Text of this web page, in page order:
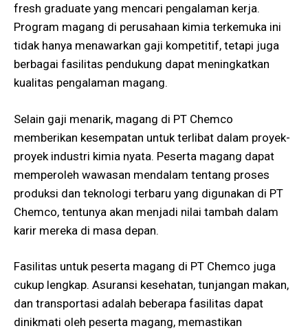
fresh graduate yang mencari pengalaman kerja.
Program magang di perusahaan kimia terkemuka ini
tidak hanya menawarkan gaji kompetitif, tetapi juga
berbagai fasilitas pendukung dapat meningkatkan
kualitas pengalaman magang.
Selain gaji menarik, magang di PT Chemco
memberikan kesempatan untuk terlibat dalam proyek-
proyek industri kimia nyata. Peserta magang dapat
memperoleh wawasan mendalam tentang proses
produksi dan teknologi terbaru yang digunakan di PT
Chemco, tentunya akan menjadi nilai tambah dalam
karir mereka di masa depan.
Fasilitas untuk peserta magang di PT Chemco juga
cukup lengkap. Asuransi kesehatan, tunjangan makan,
dan transportasi adalah beberapa fasilitas dapat
dinikmati oleh peserta magang, memastikan